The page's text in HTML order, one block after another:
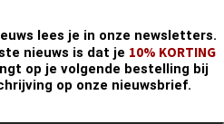
lees je in onze newsletters.
nieuws is dat je 10% KORTING
op je volgende bestelling bij
op onze nieuwsbrief.